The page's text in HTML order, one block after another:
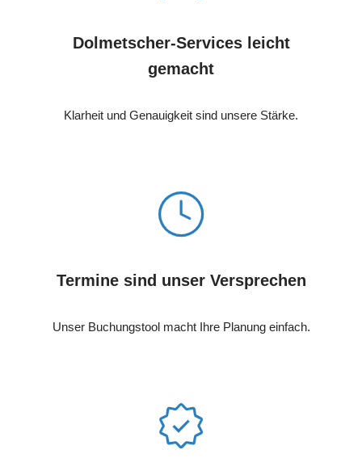
Dolmetscher-Services leicht
gemacht
Klarheit und Genauigkeit sind unsere Stärke.
Termine sind unser Versprechen
Unser Buchungstool macht Ihre Planung einfach.